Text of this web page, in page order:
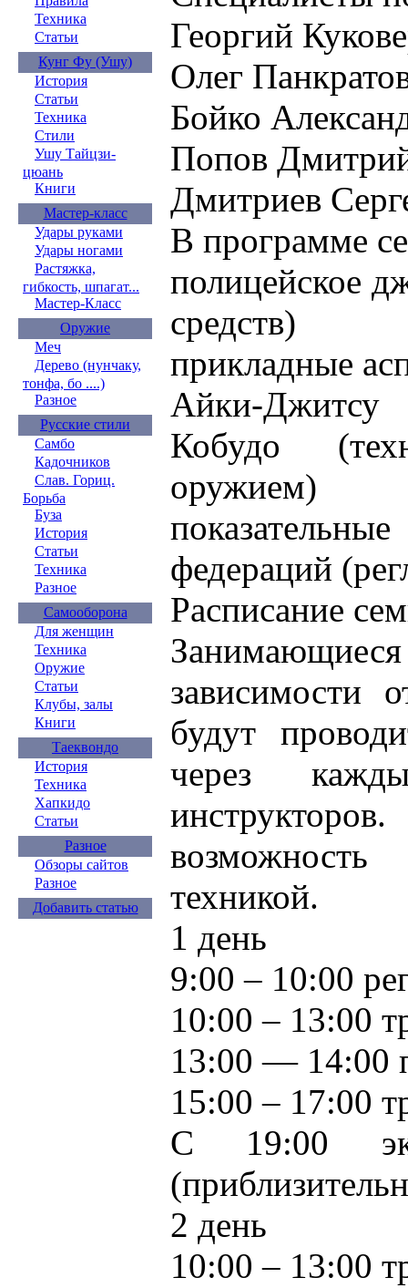
Техника
Статьи
Кунг Фу (Ушу)
История
Статьи
Техника
Стили
Ушу Тайцзи-
цюань
Книги
Мастер-класс
Удары руками
Удары ногами
Растяжка,
гибкость, шпагат...
Мастер-Класс
Оружие
Меч
Дерево (нунчаку,
тонфа, бо ....)
Разное
Русские стили
Самбо
Кадочников
Слав. Гориц.
Борьба
Буза
История
Статьи
Техника
Разное
Самооборона
Для женщин
Техника
Оружие
Статьи
Клубы, залы
Книги
Таеквондо
История
Техника
Хапкидо
Статьи
Разное
Обзоры сайтов
Разное
Добавить статью
Георгий
Олег
Бойко
Попов
Дмитриев
В программе
полицейское
средств)
прикладные
Айки-Джитсу
Кобудо
оружием)
федераций
Расписание
зависимости
будут
через
возможность
техникой.
1 день
9:00 – 10:00
10:00 – 13:00
13:00 — 14:00
15:00 – 17:00
С 19:00
2 день
10:00 – 13:00